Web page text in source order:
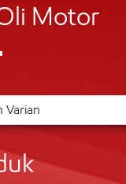
Motor